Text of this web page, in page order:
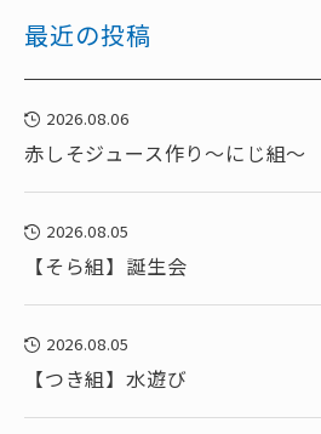
最近の投稿
2026.08.06
赤しそジュース作り～にじ組～
2026.08.05
【そら組】誕生会
2026.08.05
【つき組】水遊び